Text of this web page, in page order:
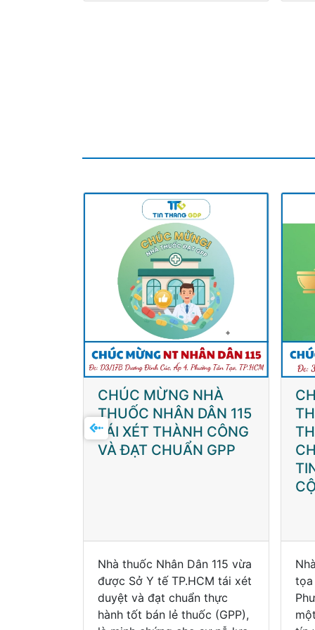
CHÚC MỪNG NHÀ
THUỐC SKV TRƯỜNG
THỌ TÁI XÉT VÀ ĐẠT
CHUẨN GPP – NIỀM
TIN CHO SỨC KHỎE
tọa lạc tại 3/9 Bà Triệu,
Phường Chợ Lớn, TP.HCM, là
một trong những địa chỉ uy
tín và an toàn trong việc
3